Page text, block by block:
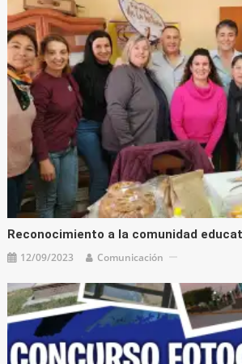
Reconocimiento a la comunidad
12/09/2023 Comunicación